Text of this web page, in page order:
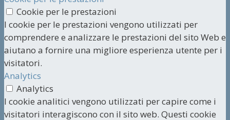
Cookie per le prestazioni
I cookie per le prestazioni vengono utilizzati per
comprendere e analizzare le prestazioni del sito Web e
aiutano a fornire una migliore esperienza utente per i
visitatori.
Analytics
Analytics
I cookie analitici vengono utilizzati per capire come i
visitatori interagiscono con il sito web. Questi cookie